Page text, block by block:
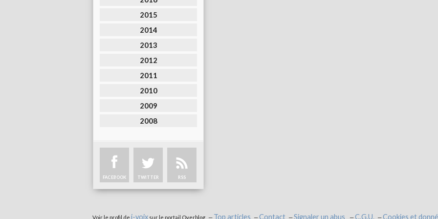
2015
2014
2013
2012
2011
2010
2009
2008
FACEBOOK TWITTER RSS
Voir le profil de i-voixsur le portail Overblog Top articles Contact Signaler un abus C.G.U. Cookies et